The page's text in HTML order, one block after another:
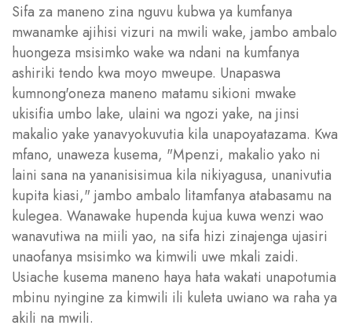
Sifa za maneno zina nguvu kubwa ya kumfanya
mwanamke ajihisi vizuri na mwili wake, jambo ambalo
huongeza msisimko wake wa ndani na kumfanya
ashiriki tendo kwa moyo mweupe. Unapaswa
kumnong'oneza maneno matamu sikioni mwake
ukisifia umbo lake, ulaini wa ngozi yake, na jinsi
makalio yake yanavyokuvutia kila unapoyatazama. Kwa
mfano, unaweza kusema, "Mpenzi, makalio yako ni
laini sana na yananisisimua kila nikiyagusa, unanivutia
kupita kiasi," jambo ambalo litamfanya atabasamu na
kulegea. Wanawake hupenda kujua kuwa wenzi wao
wanavutiwa na miili yao, na sifa hizi zinajenga ujasiri
unaofanya msisimko wa kimwili uwe mkali zaidi.
Usiache kusema maneno haya hata wakati unapotumia
mbinu nyingine za kimwili ili kuleta uwiano wa raha ya
akili na mwili.